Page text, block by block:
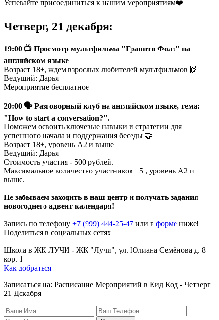
Успевайте присоединиться к нашим мероприятиям❤️
Четверг, 21 декабря:
19:00 📺 Просмотр мультфильма "Гравити Фолз" на
английском языке
Возраст 18+, ждем взрослых любителей мультфильмов 🙌
Ведущий: Дарья
Мероприятие бесплатное
20:00 🗣 Разговорный клуб на английском языке, тема:
"How to start a conversation?".
Поможем освоить ключевые навыки и стратегии для
успешного начала и поддержания беседы 🤝
Возраст 18+, уровень A2 и выше
Ведущий: Дарья
Стоимость участия - 500 рублей.
Максимальное количество участников - 5 , уровень А2 и
выше.
Не забываем заходить в наш центр и получать задания
новогоднего адвент календаря!
Запись по телефону +7 (999) 444-25-47 или в форме ниже!
Поделиться в социальных сетях
Школа в ЖК ЛУЧИ - ЖК "Лучи", ул. Юлиана Семёнова д. 8
кор. 1
Как добраться
Записаться на: Расписание Мероприятий в Кид Код - Четверг
21 Декабря